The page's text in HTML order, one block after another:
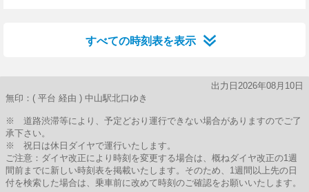
すべての時刻表を表示
出力日2026年08月10日
無印：( 平台 経由 ) 中山駅北口ゆき
※ 道路渋滞等により、予定どおり運行できない場合がありますのでご了
承下さい。
※ 祝日は休日ダイヤで運行いたします。
ご注意：ダイヤ改正により時刻を変更する場合は、概ねダイヤ改正の1週
間前までに新しい時刻表を掲載いたします。そのため、1週間以上先の日
付を検索した場合は、乗車前に改めて時刻のご確認をお願いいたします。